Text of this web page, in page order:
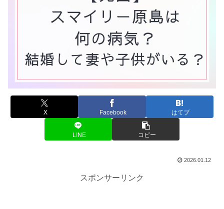
X Facebook はてブ
LINE コピー
2026.01.12
スポンサーリンク